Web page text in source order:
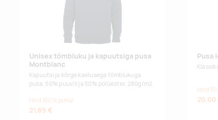
Unisex tõmbluku ja kapuutsiga pusa
Montblanc
Kapuutsi ja kõrge kaelusega tõmblukuga
pusa. 50% puuvill ja 50% polüester, 280g/m2.
Hind 100 tk puhul
21,89 €
Pusa
Hind
20,00